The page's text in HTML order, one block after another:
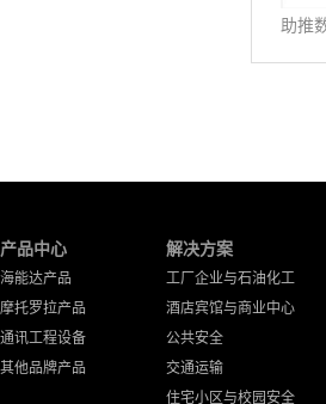
产品中心
海能达产品
摩托罗拉产品
通讯工程设备
其他品牌产品
解决方案
工厂企业与石油化工
酒店宾馆与商业中心
公共安全
交通运输
住宅小区与校园安全